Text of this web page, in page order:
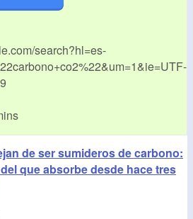
search?hl=es-
de ser sumideros de carbono:
que absorbe desde hace tres